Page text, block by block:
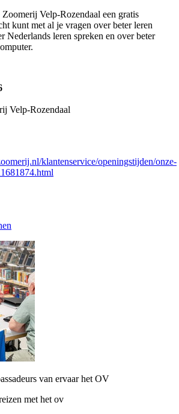
Velp-Rozendaal een gratis
kunt met al je vragen over beter leren
Nederlands leren spreken en over beter
Velp-Rozendaal
klantenservice/openingstijden/onze-
van ervaar het OV
met het ov